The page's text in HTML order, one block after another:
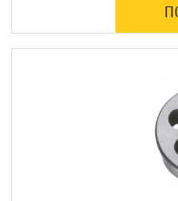
Шпильки
Штифты и пальцы